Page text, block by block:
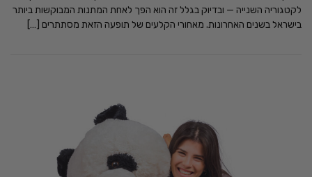
לקטגוריה השנייה — ובדיוק בגלל זה הוא הפך לאחת המתנות המבוקשות ביותר
בישראל בשנים האחרונות. מאחורי הקלעים של תופעה הזאת מסתתרים […]